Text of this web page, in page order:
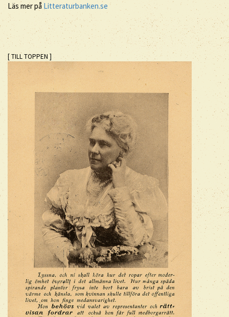
Läs mer på Litteraturbanken.se
[ TILL TOPPEN ]